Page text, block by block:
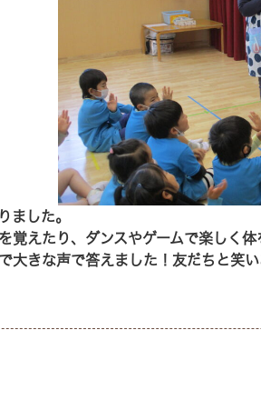
ました。
覚えたり、ダンスやゲームで楽しく体
大きな声で答えました！友だちと笑